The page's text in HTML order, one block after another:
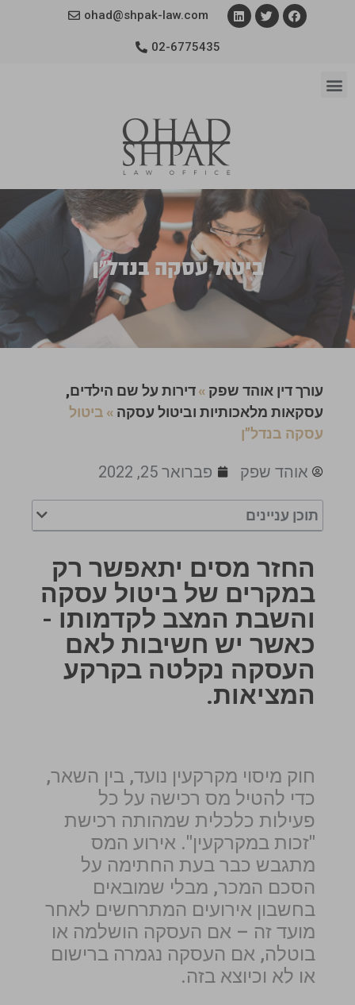
ohad@shpak-law.com
02-6775435
ביטול עסקה בנדל"ן
עורך דין אוהד שפק »דירות על שם הילדים,
עסקאות מלאכותיות וביטול עסקה » ביטול
עסקה בנדל”ן
אוהד שפק פברואר 25, 2022
תוכן עניינים
החזר מסים יתאפשר רק
במקרים של ביטול עסקה
והשבת המצב לקדמותו -
כאשר יש חשיבות לאם
העסקה נקלטה בקרקע
המציאות.
חוק מיסוי מקרקעין נועד, בין השאר,
כדי להטיל מס רכישה על כל
פעילות כלכלית שמהותה רכישת
"זכות במקרקעין". אירוע המס
מתגבש כבר בעת החתימה על
הסכם המכר, מבלי שמובאים
בחשבון אירועים המתרחשים לאחר
מועד זה – אם העסקה הושלמה או
בוטלה, אם העסקה נגמרה ברישום
או לא וכיוצא בזה.